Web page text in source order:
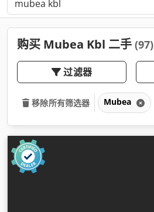
购买 Mubea Kbl 二手 (97)
过滤器
移除所有筛选器 Mubea